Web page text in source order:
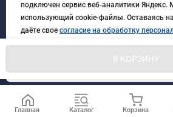
В КОРЗИНУ
© 2026 БлагАвтоКомплект. Все
Главная Каталог Корзина
подключен сервис веб-аналитики Яндекс.
использующий cookie-файлы. Оставаясь
даёте свое согласие на обработку
порядке, указанном вПолитике